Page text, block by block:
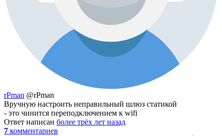
rPman @rPman
Вручную настроить неправильный шлюз статикой
- это чинится переподключением к wifi
Ответ написан более трёх лет назад
7 комментариев